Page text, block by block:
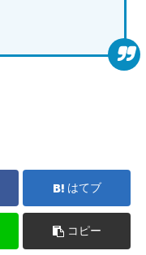
はてブ
コピー